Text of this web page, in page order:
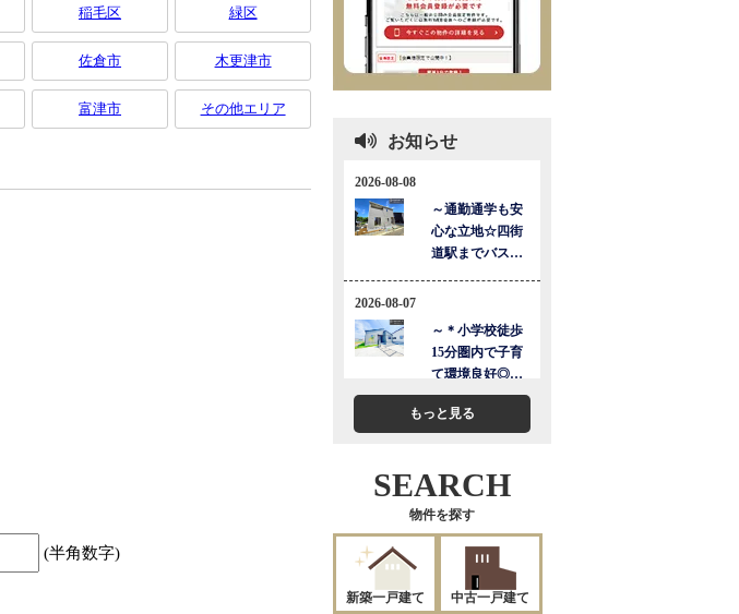
稲毛区 緑区
佐倉市 木更津市
富津市 その他エリア
(半角数字)
お知らせ
もっと見る
SEARCH
物件を探す
新築一戸建て 中古一戸建て